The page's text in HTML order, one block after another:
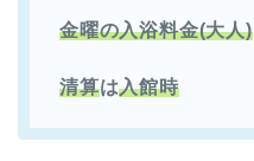
金曜の入浴料金(大人)
清算は入館時